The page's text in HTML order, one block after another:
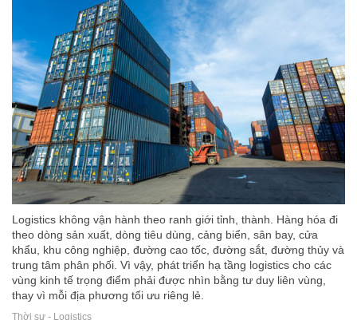
Logistics không vận hành theo ranh giới tỉnh, thành. Hàng hóa đi
theo dòng sản xuất, dòng tiêu dùng, cảng biển, sân bay, cửa
khẩu, khu công nghiệp, đường cao tốc, đường sắt, đường thủy và
trung tâm phân phối. Vì vậy, phát triển hạ tầng logistics cho các
vùng kinh tế trọng điểm phải được nhìn bằng tư duy liên vùng,
thay vì mỗi địa phương tối ưu riêng lẻ.
Thời sự - Logistics